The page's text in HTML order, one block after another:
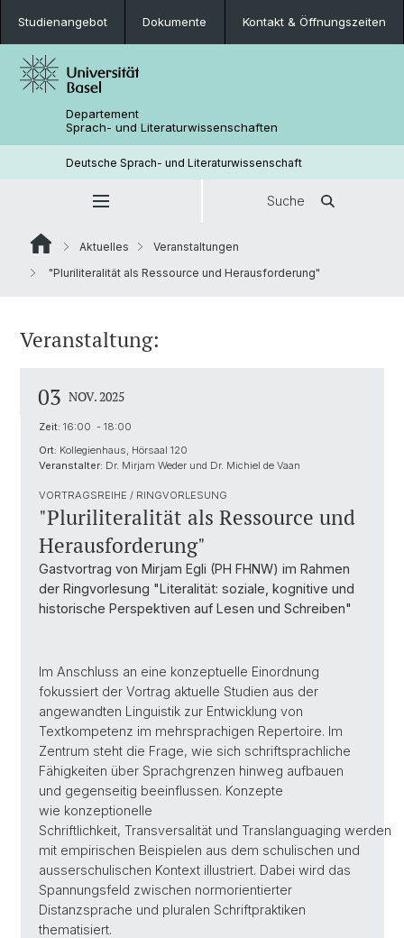
Studienangebot Dokumente Kontakt & Öffnungszeiten
Departement
Sprach- und Literaturwissenschaften
Deutsche Sprach- und Literaturwissenschaft
Suche
Aktuelles
Veranstaltungen
"Pluriliteralität als Ressource und Herausforderung"
Veranstaltung:
03 NOV. 2025
Zeit: 16:00 - 18:00
Ort: Kollegienhaus, Hörsaal 120
Veranstalter: Dr. Mirjam Weder und Dr. Michiel de Vaan
VORTRAGSREIHE / RINGVORLESUNG
"Pluriliteralität als Ressource und
Herausforderung"
Gastvortrag von Mirjam Egli (PH FHNW) im Rahmen
der Ringvorlesung "Literalität: soziale, kognitive und
historische Perspektiven auf Lesen und Schreiben"
Im Anschluss an eine konzeptuelle Einordnung
fokussiert der Vortrag aktuelle Studien aus der
angewandten Linguistik zur Entwicklung von
Textkompetenz im mehrsprachigen Repertoire. Im
Zentrum steht die Frage, wie sich schriftsprachliche
Fähigkeiten über Sprachgrenzen hinweg aufbauen
und gegenseitig beeinflussen. Konzepte
wie konzeptionelle
Schriftlichkeit, Transversalität und Translanguaging werden
mit empirischen Beispielen aus dem schulischen und
ausserschulischen Kontext illustriert. Dabei wird das
Spannungsfeld zwischen normorientierter
Distanzsprache und pluralen Schriftpraktiken
thematisiert.